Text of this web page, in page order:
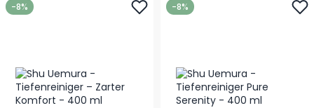
-8% -8%